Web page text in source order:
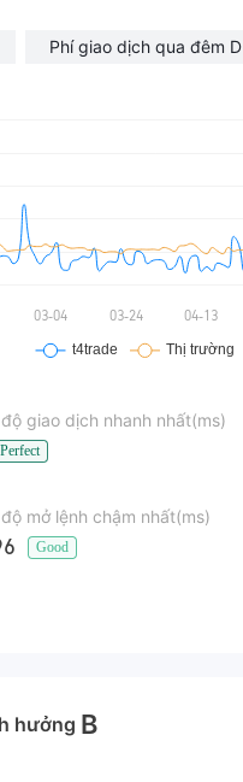
Phí giao dịch qua đêm D
giao dịch nhanh nhất(ms)
Perfect
mở lệnh chậm nhất(ms)
Good
hưởng B